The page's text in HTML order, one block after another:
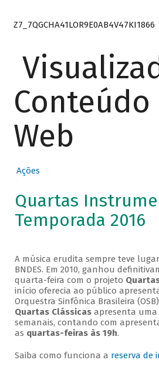
Z7_7QGCHA41LOR9E0AB4V47KI1866
Conteúdo
Web
Ações
Quartas
Temporada 2016
A música erudita sempre teve
BNDES. Em 2010, ganhou
quarta-feira com o projeto
início oferecia ao público
Orquestra Sinfônica Brasileira
Quartas Clássicasapresenta uma
semanais, contando com
as quartas-feiras às 19h.
Saiba como funciona a reserva de